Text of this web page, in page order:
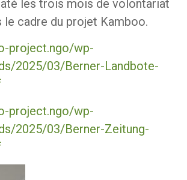
les trois mois de volontariat
le cadre du projet Kamboo.
project.ngo/wp-
2025/03/Berner-Landbote-
project.ngo/wp-
2025/03/Berner-Zeitung-